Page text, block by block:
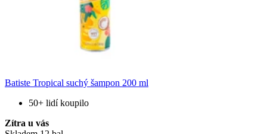
Batiste Tropical suchý šampon 200 ml
50+ lidí koupilo
Zítra u vás